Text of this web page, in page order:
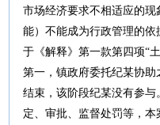
市场经济要求不相适应的
能）不能成为行政管理的
于《解释》第一款第四项“
第一，镇政府委托纪某协
结束，该阶段纪某没有参
定、审批、监督处罚等，